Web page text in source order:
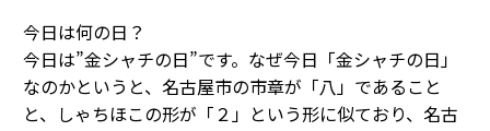
今日は何の日？
今日は”金シャチの日”です。なぜ今日「金シャチの日」
なのかというと、名古屋市の市章が「八」であること
と、しゃちほこの形が「２」という形に似ており、名古